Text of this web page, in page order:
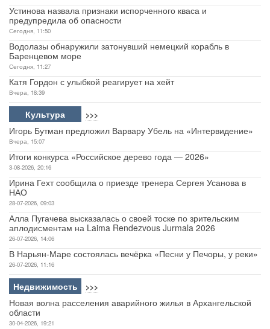
Устинова назвала признаки испорченного кваса и
предупредила об опасности
Сегодня, 11:50
Водолазы обнаружили затонувший немецкий корабль в
Баренцевом море
Сегодня, 11:27
Катя Гордон с улыбкой реагирует на хейт
Вчера, 18:39
Культура >>>
Игорь Бутман предложил Варвару Убель на «Интервидение»
Вчера, 15:07
Итоги конкурса «Российское дерево года — 2026»
3-08-2026, 20:16
Ирина Гехт сообщила о приезде тренера Сергея Усанова в
НАО
28-07-2026, 09:03
Алла Пугачева высказалась о своей тоске по зрительским
аплодисментам на Laima Rendezvous Jurmala 2026
26-07-2026, 14:06
В Нарьян-Маре состоялась вечёрка «Песни у Печоры, у реки»
26-07-2026, 11:16
Недвижимость >>>
Новая волна расселения аварийного жилья в Архангельской
области
30-04-2026, 19:21